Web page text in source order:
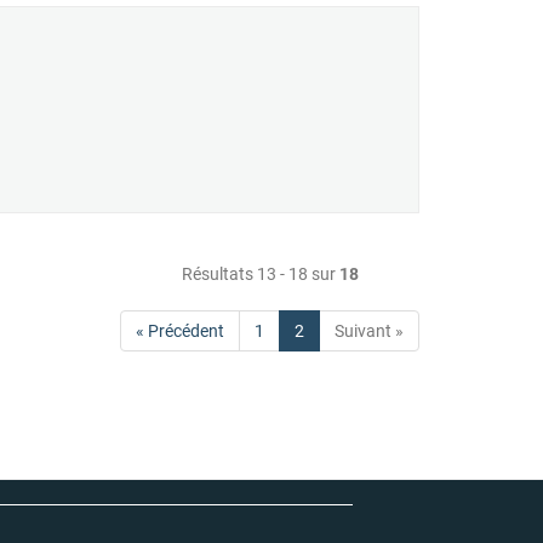
Résultats 13 - 18 sur 18
« Précédent 1 2 Suivant »